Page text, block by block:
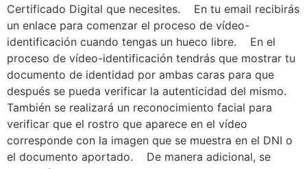
Certificado Digital que necesites. En tu email recibirás
un enlace para comenzar el proceso de vídeo-
identificación cuando tengas un hueco libre. En el
proceso de vídeo-identificación tendrás que mostrar tu
documento de identidad por ambas caras para que
después se pueda verificar la autenticidad del mismo.
También se realizará un reconocimiento facial para
verificar que el rostro que aparece en el vídeo
corresponde con la imagen que se muestra en el DNI o
el documento aportado. De manera adicional, se